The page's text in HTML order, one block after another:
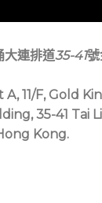
大連排道35-41
A, 11/F, Gold
35-41 Tai
Kong.